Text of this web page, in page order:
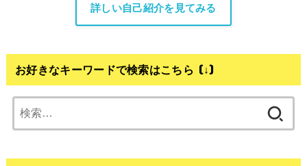
詳しい自己紹介を見てみる
お好きなキーワードで検索はこちら (↓)
索: